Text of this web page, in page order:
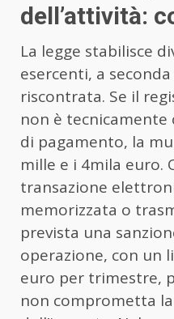
dell’attività:
La legge stabilisce
esercenti, a
riscontrata. Se il
non è
di pagamento, la
mille e i 4mila euro.
transazione
memorizzata o
prevista una
operazione, con un
euro per trimestre,
non comprometta